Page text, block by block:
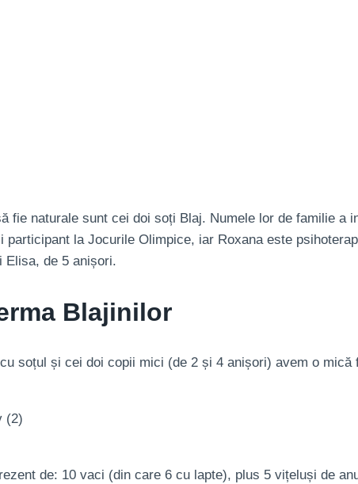
fie naturale sunt cei doi soți Blaj. Numele lor de familie a
participant la Jocurile Olimpice, iar Roxana este
Elisa, de 5 anișori.
Blajinilor
soțul și cei doi copii mici (de 2 și 4 anișori) avem o
de: 10 vaci (din care 6 cu lapte), plus 5 vițeluși de